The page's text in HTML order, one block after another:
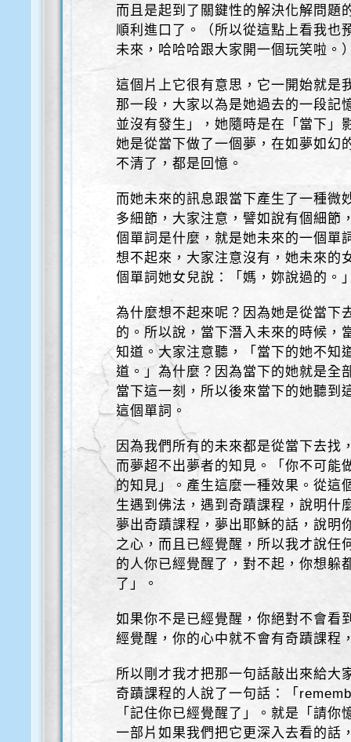
而且是起到了關鍵性的解決化解問題
順利進口了。（所以從這點上看我也
未來，哈哈哈跟大家開一個玩笑啦。
這個片上它很有意思，它一開始就是
那一段，大家以為是她過去的一段記
並沒有發生」，她隨時是在「當下」
她是從當下做了一個夢，在如夢如幻
不清了，都是回憶。
而她未來的訊息跟當下產生了一種微
多細節，大家注意，譬如說有個細節
個單詞是什麼，就是她未來的一個單
想不起來，大家注意沒有，她未來的
個單詞她女兒說：「媽，妳說過的。
為什麼想不起來呢？因為她是從當下
的。所以說，當下潛入未來的時候，
知道。大家注意聽，「當下的她不知
道。」為什麼？因為當下的她就是全
當下這一刻，所以後來當下的她聽到
這個單詞。
因為我們所有的未來都是從當下去找
而夢超不出夢者的知見。「你不可能
的知見」。產生這麼一種效果。從這
生遇到佛法，遇到奇蹟課程，說明什
夢出奇蹟課程，夢出耶穌的話，說明
之心，而且已經覺醒，所以我才說任
的人你已經覺醒了，對不起，你想躲
了」。
如果你不是已經覺醒，你絕對不會看
經覺醒，你的心中就不會有奇蹟課程
所以剛才我才把那一句話敲出來給大
奇蹟課程的人說了一句話：「
「記住你已經覺醒了」。就是「請
一部片如果我們把它更深入去看的話